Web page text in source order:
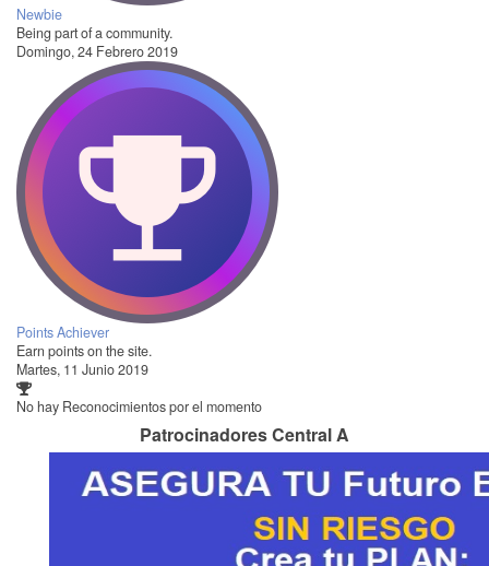
Newbie
Being part of a community.
Domingo, 24 Febrero 2019
Points Achiever
Earn points on the site.
Martes, 11 Junio 2019
No hay Reconocimientos por el momento
Patrocinadores Central A